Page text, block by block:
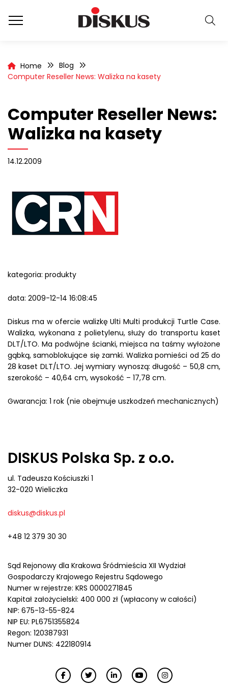
Home
Blog
Computer Reseller News: Walizka na kasety
Computer Reseller News:
Walizka na kasety
14.12.2009
kategoria: produkty
data: 2009-12-14 16:08:45
Diskus ma w ofercie walizkę Ulti Multi produkcji Turtle Case.
Walizka, wykonana z polietylenu, służy do transportu kaset
DLT/LTO. Ma podwójne ścianki, miejsca na taśmy wyłożone
gąbką, samoblokujące się zamki. Walizka pomieści od 25 do
28 kaset DLT/LTO. Jej wymiary wynoszą: długość – 50,8 cm,
szerokość – 40,64 cm, wysokość – 17,78 cm.
Gwarancja: 1 rok (nie obejmuje uszkodzeń mechanicznych)
DISKUS Polska Sp. z o.o.
ul. Tadeusza Kościuszki 1
32-020 Wieliczka
diskus@diskus.pl
+48 12 379 30 30
Sąd Rejonowy dla Krakowa Śródmieścia XII Wydział
Gospodarczy Krajowego Rejestru Sądowego
Numer w rejestrze: KRS 0000271845
Kapitał założycielski: 400 000 zł (wpłacony w całości)
NIP: 675-13-55-824
NIP EU: PL6751355824
Regon: 120387931
Numer DUNS: 422180914